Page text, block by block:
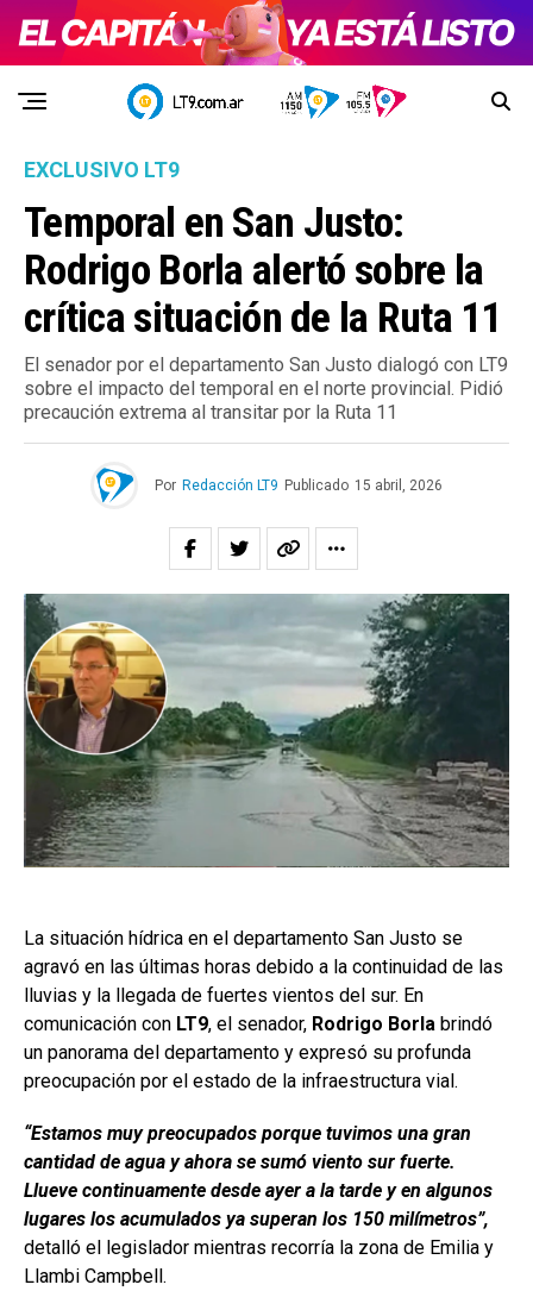
EXCLUSIVO LT9
Temporal en San Justo:
Rodrigo Borla alertó sobre la
crítica situación de la Ruta 11
El senador por el departamento San Justo dialogó con LT9
sobre el impacto del temporal en el norte provincial. Pidió
precaución extrema al transitar por la Ruta 11
Por Redacción LT9 Publicado 15 abril, 2026
La situación hídrica en el departamento San Justo se
agravó en las últimas horas debido a la continuidad de las
lluvias y la llegada de fuertes vientos del sur. En
comunicación con LT9, el senador, Rodrigo Borla brindó
un panorama del departamento y expresó su profunda
preocupación por el estado de la infraestructura vial.
“Estamos muy preocupados porque tuvimos una gran
cantidad de agua y ahora se sumó viento sur fuerte.
Llueve continuamente desde ayer a la tarde y en algunos
lugares los acumulados ya superan los 150 milímetros”,
detalló el legislador mientras recorría la zona de Emilia y
Llambi Campbell.